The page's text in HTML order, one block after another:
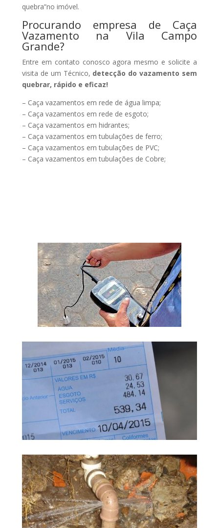
quebra”no imóvel.
Procurando empresa de Caça
Vazamento na Vila Campo
Grande?
Entre em contato conosco agora mesmo e solicite a
visita de um Técnico, detecção do vazamento sem
quebrar, rápido e eficaz!
– Caça vazamentos em rede de água limpa;
– Caça vazamentos em rede de esgoto;
– Caça vazamentos em hidrantes;
– Caça vazamentos em tubulações de ferro;
– Caça vazamentos em tubulações de PVC;
– Caça vazamentos em tubulações de Cobre;